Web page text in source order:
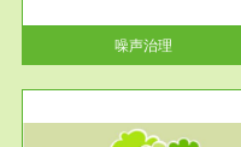
噪声治理